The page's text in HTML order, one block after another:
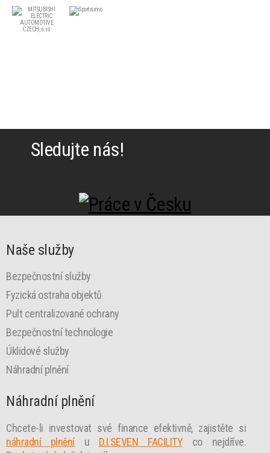
Sledujte nás!
Naše služby
Bezpečnostní služby
Fyzická ostraha objektů
Pult centralizované ochrany
Bezpečnostní technologie
Úklidové služby
Náhradní plnění
Náhradní plnění
Chcete-li investovat své finance efektivně, zajistěte si
náhradní plněníu D.I.SEVEN FACILITY co nejdříve.